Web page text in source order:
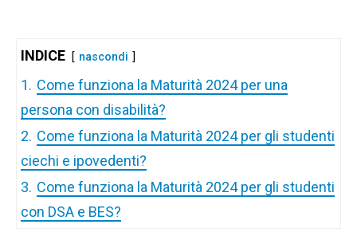
INDICE nascondi
1. Come funziona la Maturità 2024 per una
persona con disabilità?
2. Come funziona la Maturità 2024 per gli studenti
ciechi e ipovedenti?
3. Come funziona la Maturità 2024 per gli studenti
con DSA e BES?